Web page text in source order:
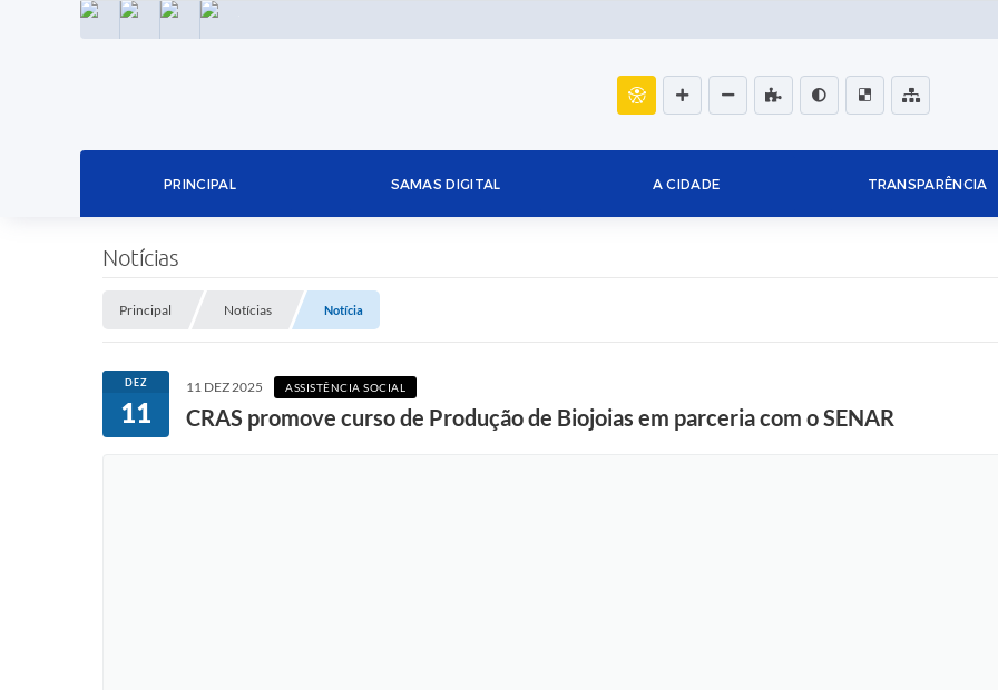
INSTAGRAMFACEBOOKLINKEDIN
PRINCIPAL SAMAS DIGITAL A CIDADE TRANSPARÊNCIA
Notícias
Principal Notícias Notícia
DEZ
11
11 DEZ 2025 ASSISTÊNCIA SOCIAL
CRAS promove curso de Produção de Biojoias em parceria com o SENAR